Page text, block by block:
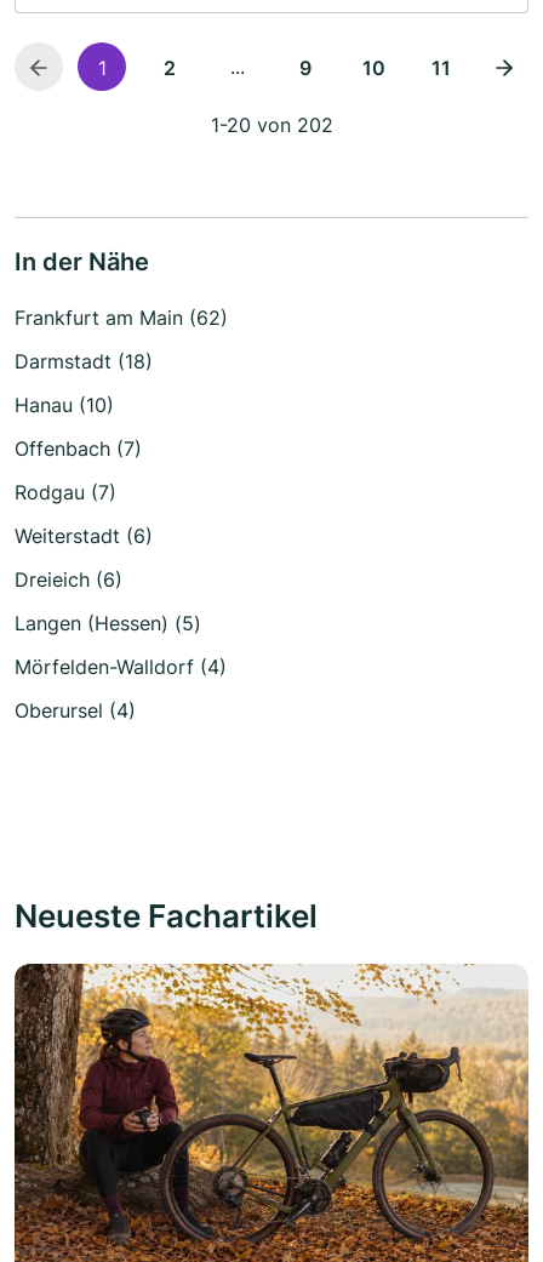
1 2 ... 9 10 11
1-20 von 202
In der Nähe
Frankfurt am Main (62)
Darmstadt (18)
Hanau (10)
Offenbach (7)
Rodgau (7)
Weiterstadt (6)
Dreieich (6)
Langen (Hessen) (5)
Mörfelden-Walldorf (4)
Oberursel (4)
Neueste Fachartikel